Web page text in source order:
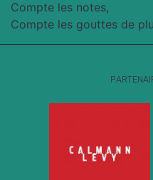
Compte les notes,
Compte les gouttes de